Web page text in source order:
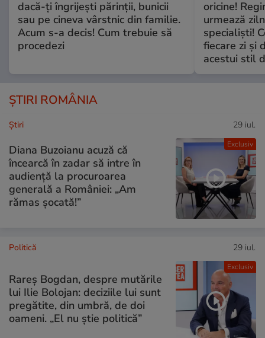
dacă-ți îngrijești părinții, bunicii
sau pe cineva vârstnic din familie.
Acum s-a decis! Cum trebuie să
procedezi
oricine!
urmează
specialiști!
fiecare zi și
acestui stil
ȘTIRI ROMÂNIA
Exclusiv
Ştiri 29 iul.
Diana Buzoianu acuză că
încearcă în zadar să intre în
audiență la procuroarea
generală a României: „Am
rămas șocată!”
Exclusiv
Politică 29 iul.
Rareș Bogdan, despre mutările
lui Ilie Bolojan: deciziile lui sunt
pregătite, din umbră, de doi
oameni. „El nu știe politică”